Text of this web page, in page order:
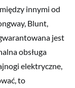
innymi od
Blunt,
jest
obsługa
elektryczne,
to